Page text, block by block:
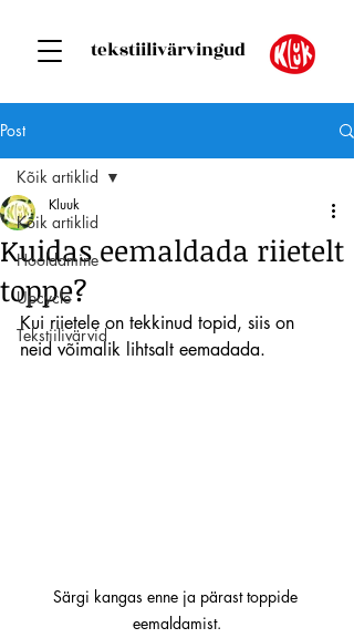
tekstiilivärvingud
Post
Kõik artiklid
Hooldamine
Upcycle
Tekstiilivärvid
Kõik artiklid
Kuidas eemaldada riietelt
toppe?
Kluuk
Kui riietele on tekkinud topid, siis on
neid võimalik lihtsalt eemadada.
Särgi kangas enne ja pärast toppide
eemaldamist.